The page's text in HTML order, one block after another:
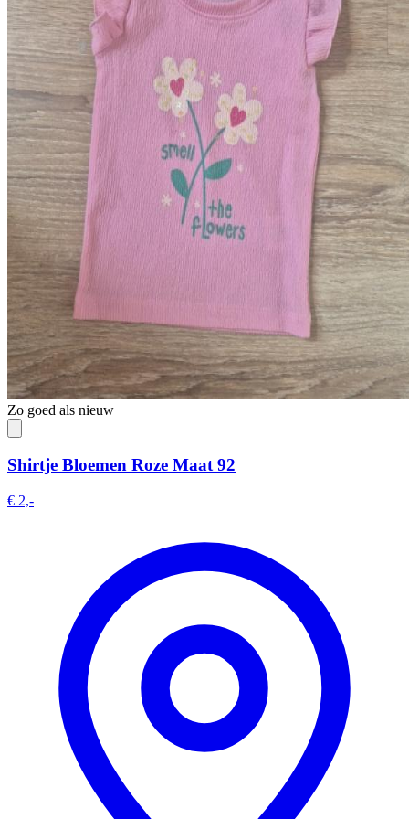
Zo goed als nieuw
Shirtje Bloemen Roze Maat 92
€ 2,-